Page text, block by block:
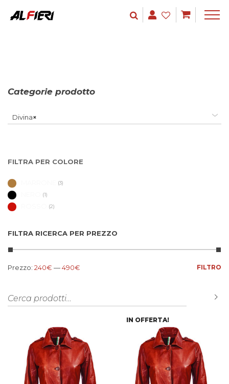
Categorie prodotto
×
Divina
FILTRA PER COLORE
(3)
(1)
(2)
FILTRA RICERCA PER PREZZO
Prezzo Min
Prezzo Max FILTRO
Prezzo: 240€ —490€
Cerca:
IN OFFERTA!